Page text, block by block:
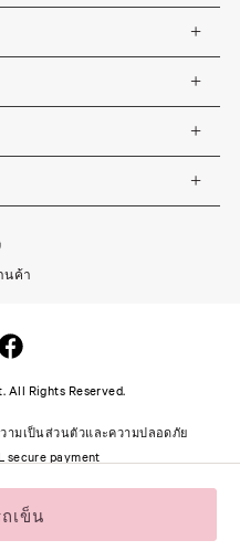
เข็น
นค้า
All Rights Reserved.
ามเป็นส่วนตัวและความปลอดภัย
secure payment